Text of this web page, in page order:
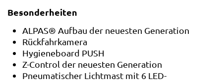
Besonderheiten
ALPAS® Aufbau der neuesten Generation
Rückfahrkamera
Hygieneboard PUSH
Z-Control der neuesten Generation
Pneumatischer Lichtmast mit 6 LED-